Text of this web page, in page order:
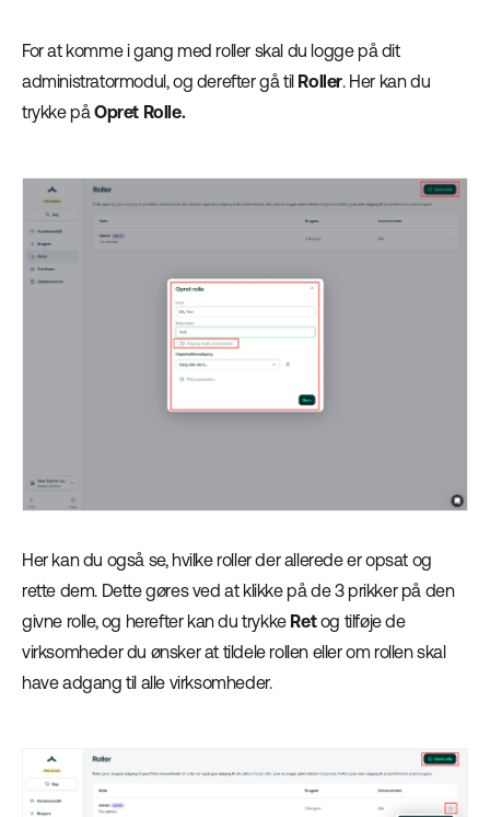
For at komme i gang med roller skal du logge på dit
administratormodul, og derefter gå til Roller. Her kan du
trykke på Opret Rolle.
Her kan du også se, hvilke roller der allerede er opsat og
rette dem. Dette gøres ved at klikke på de 3 prikker på den
givne rolle, og herefter kan du trykke Retog tilføje de
virksomheder du ønsker at tildele rollen eller om rollen skal
have adgang til alle virksomheder.